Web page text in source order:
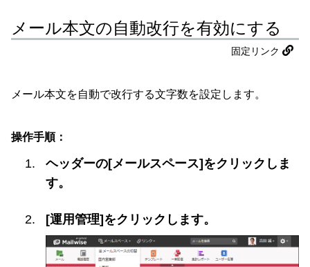
メール本文の自動改行を有効にする
固定リンク
メール本文を自動で改行する文字数を設定します。
操作手順：
ヘッダーの[メールスペース]をクリックしま
す。
[運用管理]をクリックします。